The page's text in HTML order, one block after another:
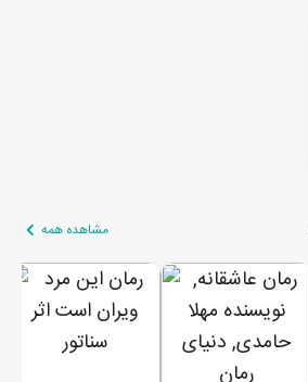
مشاهده همه